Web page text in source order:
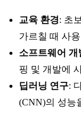
교육 환경: 초
가르칠 때 사
소프트웨어 개
핑 및 개발에
딥러닝 연구:
(CNN)의 성능